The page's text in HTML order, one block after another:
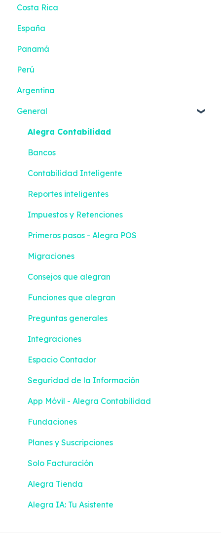
Reportes inteligentes
Costa Rica
España
Panamá
Perú
Argentina
General
Alegra Contabilidad
Bancos
Contabilidad Inteligente
Reportes inteligentes
Impuestos y Retenciones
Primeros pasos - Alegra POS
Migraciones
Consejos que alegran
Funciones que alegran
Preguntas generales
Integraciones
Espacio Contador
Seguridad de la Información
App Móvil - Alegra Contabilidad
Fundaciones
Planes y Suscripciones
Solo Facturación
Alegra Tienda
Alegra IA: Tu Asistente